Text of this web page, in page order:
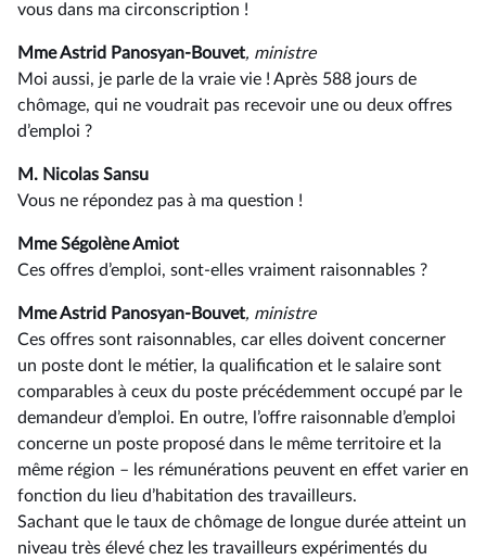
vous dans ma circonscription !
Mme Astrid Panosyan-Bouvet, ministre
Moi aussi, je parle de la vraie vie ! Après 588 jours de
chômage, qui ne voudrait pas recevoir une ou deux offres
d’emploi ?
M. Nicolas Sansu
Vous ne répondez pas à ma question !
Mme Ségolène Amiot
Ces offres d’emploi, sont-elles vraiment raisonnables ?
Mme Astrid Panosyan-Bouvet, ministre
Ces offres sont raisonnables, car elles doivent concerner
un poste dont le métier, la qualification et le salaire sont
comparables à ceux du poste précédemment occupé par le
demandeur d’emploi. En outre, l’offre raisonnable d’emploi
concerne un poste proposé dans le même territoire et la
même région –⁠ les rémunérations peuvent en effet varier en
fonction du lieu d’habitation des travailleurs.
Sachant que le taux de chômage de longue durée atteint un
niveau très élevé chez les travailleurs expérimentés du